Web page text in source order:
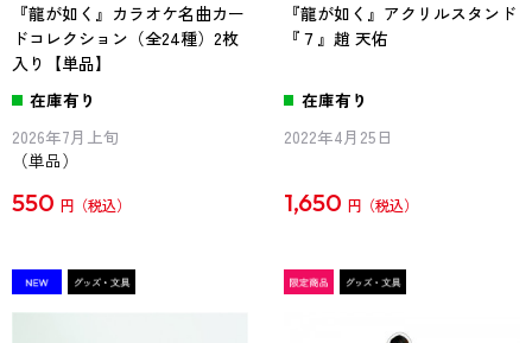
『龍が如く』カラオケ名曲カー
ドコレクション（全24種）2枚
入り【単品】
在庫有り
2026年7月上旬
（単品）
550 円
『龍が如く』アクリルスタンド
『７』趙 天佑
在庫有り
2022年4月25日
1,650 円